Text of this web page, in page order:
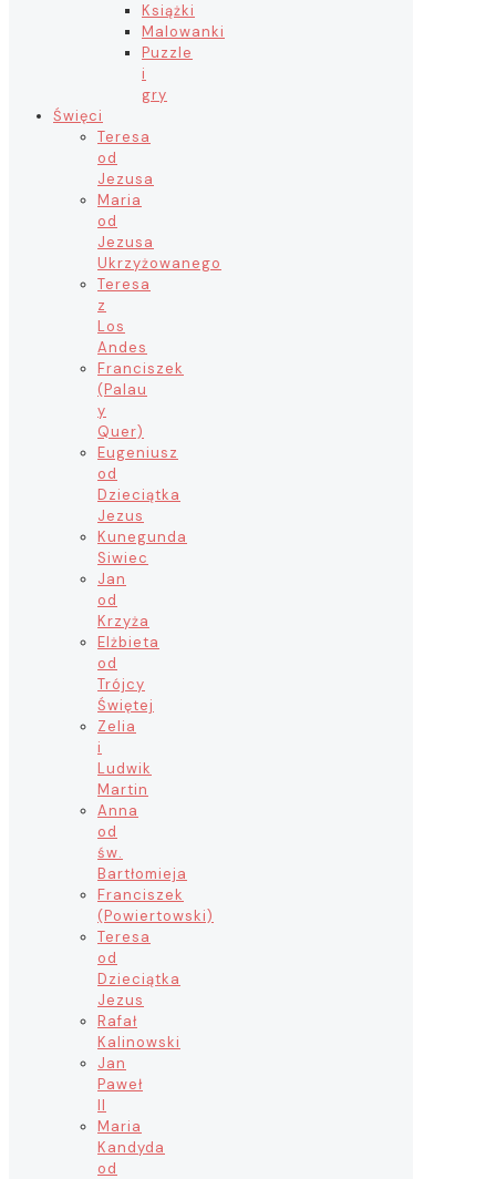
Książki
Malowanki
Puzzle
i
gry
Święci
Teresa
od
Jezusa
Maria
od
Jezusa
Ukrzyżowanego
Teresa
z
Los
Andes
Franciszek
(Palau
y
Quer)
Eugeniusz
od
Dzieciątka
Jezus
Kunegunda
Siwiec
Jan
od
Krzyża
Elżbieta
od
Trójcy
Świętej
Zelia
i
Ludwik
Martin
Anna
od
św.
Bartłomieja
Franciszek
(Powiertowski)
Teresa
od
Dzieciątka
Jezus
Rafał
Kalinowski
Jan
Paweł
II
Maria
Kandyda
od